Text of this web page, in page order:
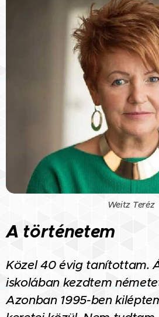
Weitz Teréz
A történetem
Közel 40 évig tanítottam.
iskolában kezdtem
Azonban 1995-ben